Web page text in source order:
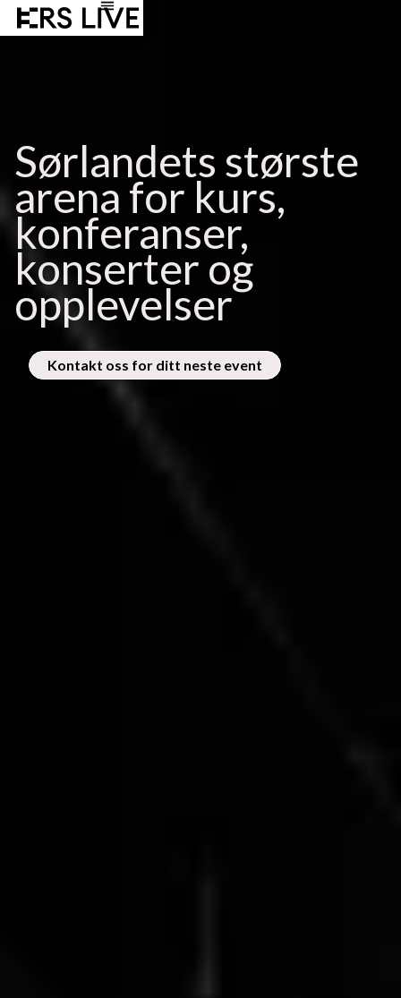
Sørlandets største
arena for kurs,
konferanser,
konserter og
opplevelser
Kontakt oss for ditt neste event